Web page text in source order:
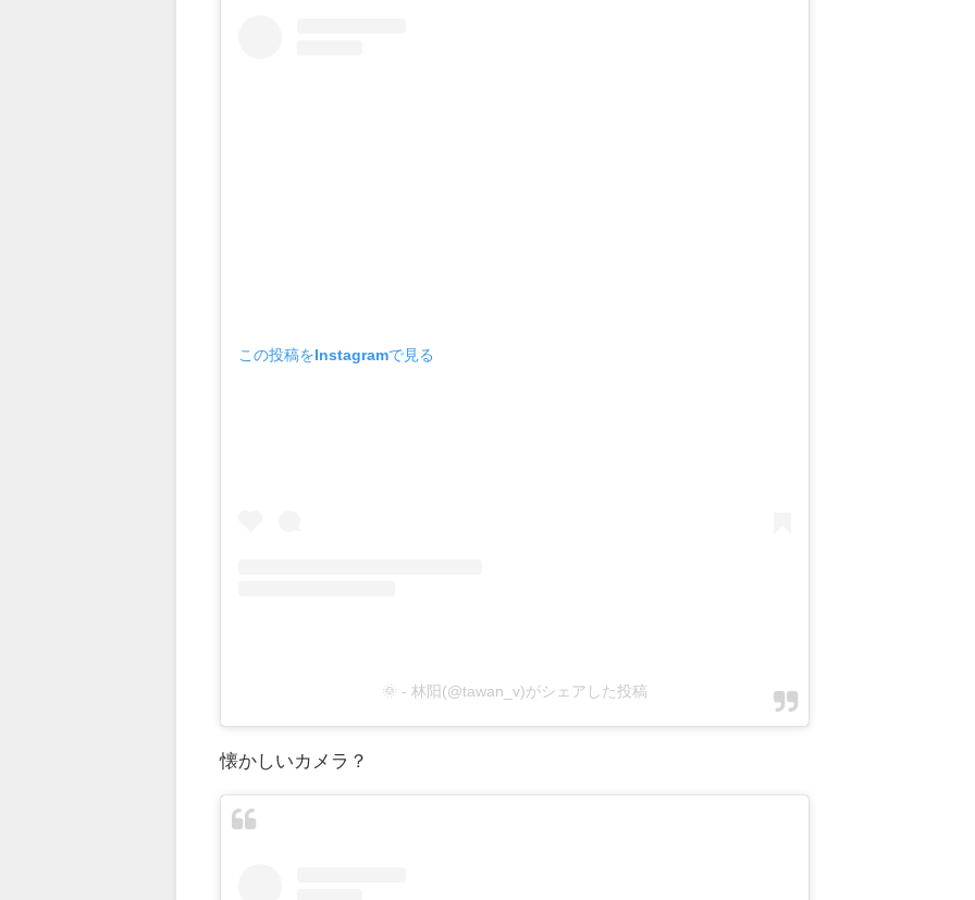
この投稿をInstagramで見る
🌞 - 林阳(@tawan_v)がシェアした投稿
懐かしいカメラ？